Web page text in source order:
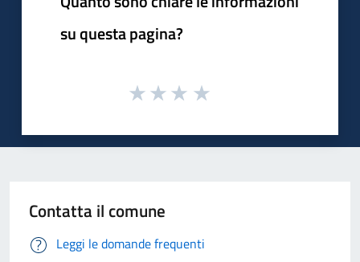
su questa pagina?
Contatta il comune
Leggi le domande frequenti